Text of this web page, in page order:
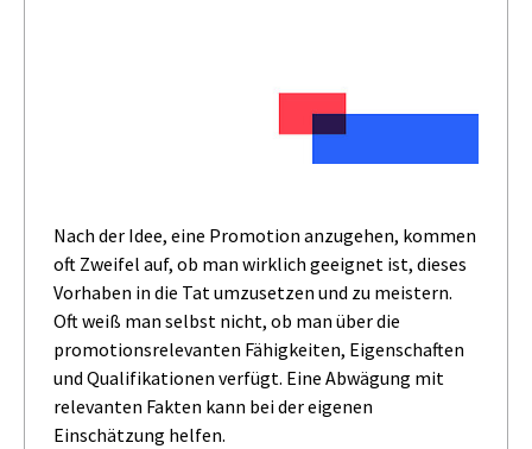
Nach der Idee, eine Promotion anzugehen, kommen
oft Zweifel auf, ob man wirklich geeignet ist, dieses
Vorhaben in die Tat umzusetzen und zu meistern.
Oft weiß man selbst nicht, ob man über die
promotionsrelevanten Fähigkeiten, Eigenschaften
und Qualifikationen verfügt. Eine Abwägung mit
relevanten Fakten kann bei der eigenen
Einschätzung helfen.